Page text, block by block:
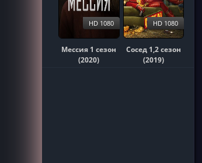
Мессия 1 сезон
(2020)
HD 1080
Сосед 1,2 сезон
(2019)
HD 1080